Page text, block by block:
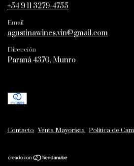
+54 9 11 3279-4755
Email
agustinawines.vin@gmail.com
Dirección
Paraná 4370, Munro
Contacto Venta Mayorista Política de